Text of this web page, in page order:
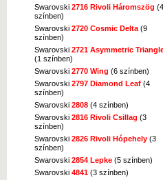
Swarovski 2716 Rivoli Háromszög (4
színben)
Swarovski 2720 Cosmic Delta (9
színben)
Swarovski 2721 Asymmetric
(1 színben)
Swarovski 2770 Wing (6 színben)
Swarovski 2797 Diamond Leaf (4
színben)
Swarovski 2808 (4 színben)
Swarovski 2816 Rivoli Csillag (3
színben)
Swarovski 2826 Rivoli Hópehely (3
színben)
Swarovski 2854 Lepke (5 színben)
Swarovski 4841 (3 színben)